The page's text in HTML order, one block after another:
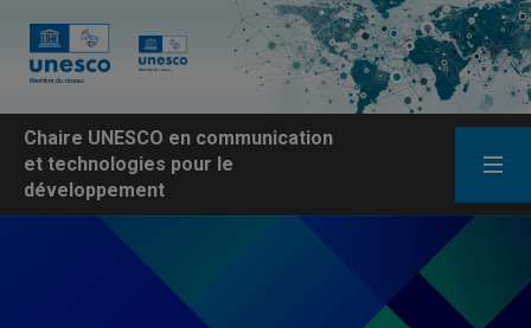
Chaire UNESCO en communication
et technologies pour le
développement